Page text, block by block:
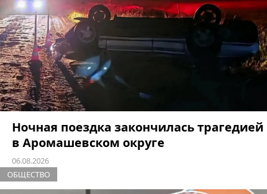
Ночная поездка закончилась трагедией
в Аромашевском округе
06.08.2026
ОБЩЕСТВО